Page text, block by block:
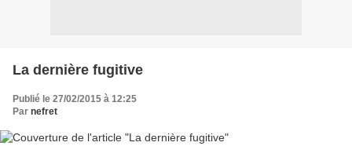
La dernière fugitive
Publié le 27/02/2015 à 12:25
Par nefret